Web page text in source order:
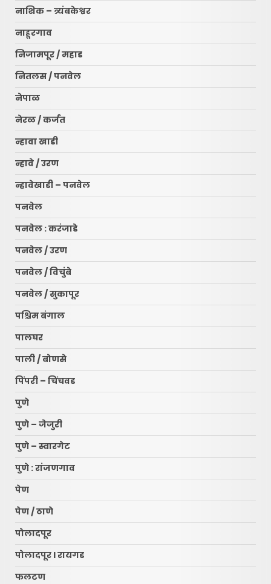
नाशिक – त्र्यंबकेश्वर
नाहूरगाव
निजामपूर / महाड
नितलस / पनवेल
नेपाळ
नेरळ / कर्जत
न्हावा खाडी
न्हावे / उरण
न्हावेखाडी – पनवेल
पनवेल
पनवेल : करंजाडे
पनवेल / उरण
पनवेल / विचुंबे
पनवेल / सुकापूर
पश्चिम बंगाल
पालघर
पाली / बोणसे
पिंपरी – चिंचवड
पुणे
पुणे – जेजुरी
पुणे – स्वारगेट
पुणे : रांजणगाव
पेण
पेण / ठाणे
पोलादपूर
पोलादपूर l रायगड
फलटण